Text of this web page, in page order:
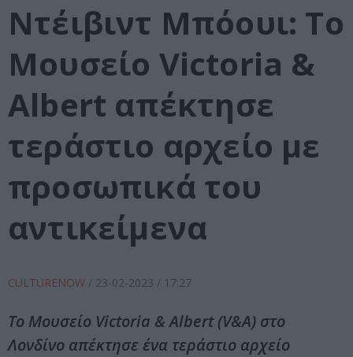
Ντέιβιντ Μπόουι: Το
Μουσείο Victoria &
Albert απέκτησε
τεράστιο αρχείο με
προσωπικά του
αντικείμενα
CULTURENOW / 23-02-2023 / 17:27
Το Μουσείο Victoria & Albert (V&A) στο
Λονδίνο απέκτησε ένα τεράστιο αρχείο